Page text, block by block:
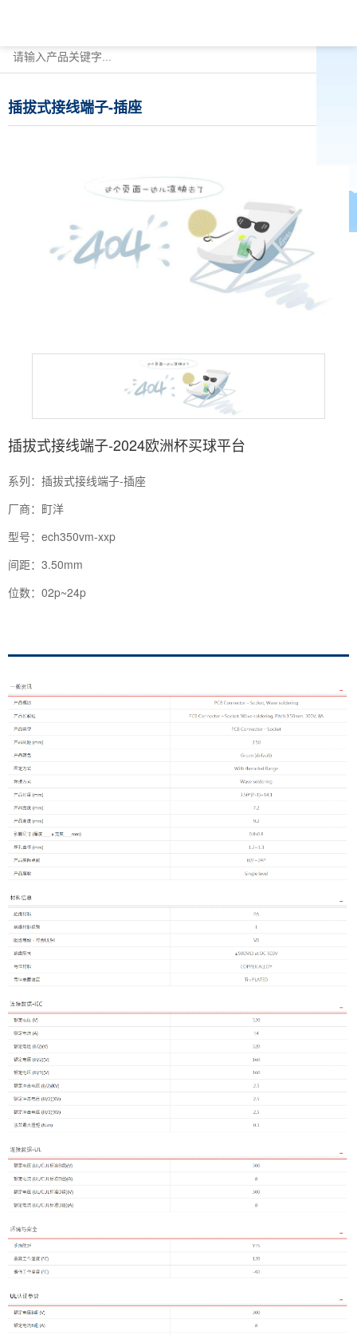
插拔式接线端子-插座
插拔式接线端子-2024欧洲杯买球平台
系列：插拔式接线端子-插座
厂商：町洋
型号：ech350vm-xxp
间距：3.50mm
位数：02p~24p